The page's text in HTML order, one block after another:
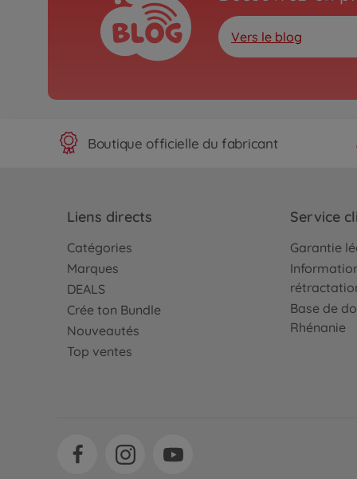
Vers le blog
Boutique officielle du fabricant
Liens directs
Catégories
Marques
DEALS
Crée ton Bundle
Nouveautés
Top ventes
Service
Garantie
Base de
Rhénanie